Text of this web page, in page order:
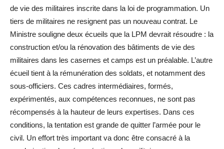
de vie des militaires inscrite dans la loi de programmation. Un
tiers de militaires ne resignent pas un nouveau contrat. Le
Ministre souligne deux écueils que la LPM devrait résoudre : la
construction et/ou la rénovation des bâtiments de vie des
militaires dans les casernes et camps est un préalable. L’autre
écueil tient à la rémunération des soldats, et notamment des
sous-officiers. Ces cadres intermédiaires, formés,
expérimentés, aux compétences reconnues, ne sont pas
récompensés à la hauteur de leurs expertises. Dans ces
conditions, la tentation est grande de quitter l’armée pour le
civil. Un effort très important va donc être consacré à la